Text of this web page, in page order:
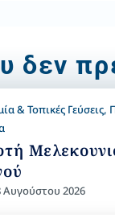
δεν
& Τοπικές Γεύσεις,
Αυγούστου 2026